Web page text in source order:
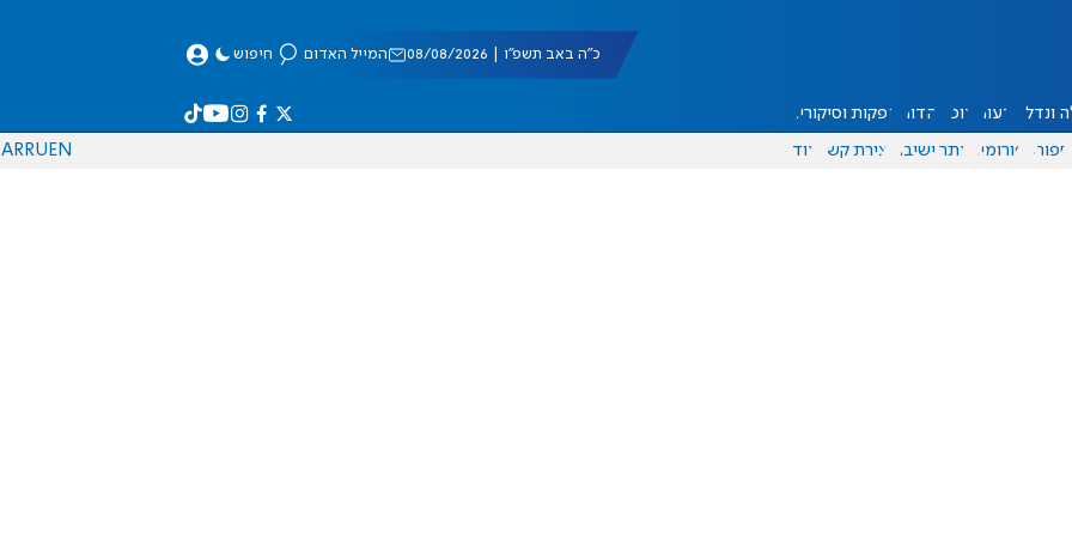
כ"ה באב תשפ"ו | 08/08/2026 המייל האדום חיפוש
ונדל"ן דעות אוכל יהדות הפקות וסיקורים
ספורט פורומים אתר ישיבה יצירת קשר עוד EN
RU
AR